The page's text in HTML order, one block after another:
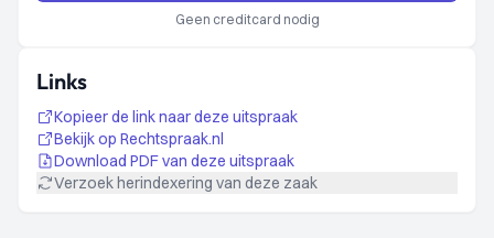
Geen creditcard nodig
Links
Kopieer de link naar deze uitspraak
Bekijk op Rechtspraak.nl
Download PDF van deze uitspraak
Verzoek herindexering van deze zaak